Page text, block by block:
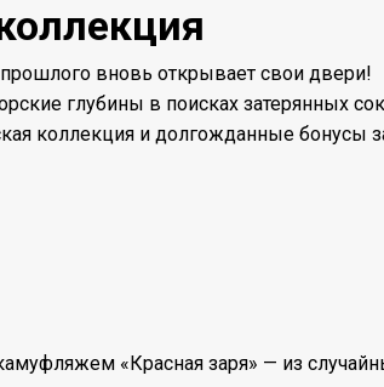
вновь открывает свои двери!
глубины в поисках затерянных
коллекция и долгожданные бонусы
«Красная заря» — из